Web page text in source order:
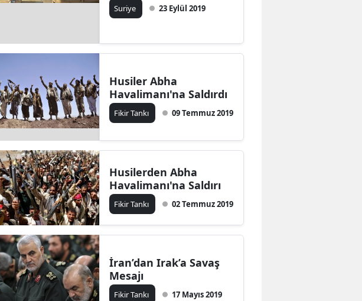
Suriye 23 Eylül 2019
Husiler Abha
Havalimanı'na Saldırdı
Fikir Tankı 09 Temmuz 2019
Husilerden Abha
Havalimanı'na Saldırı
Fikir Tankı 02 Temmuz 2019
İran’dan Irak’a Savaş
Mesajı
Fikir Tankı 17 Mayıs 2019